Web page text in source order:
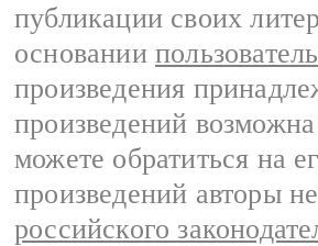
публикации своих
основании
произведения
произведений
можете обратиться на
произведений авторы
российского